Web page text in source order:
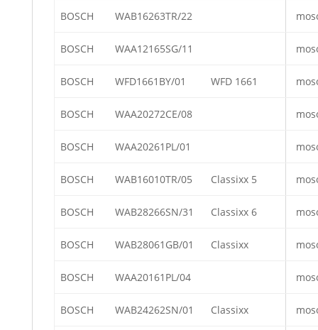
BOSCH WAB16263TR/22
BOSCH WAA12165SG/11
BOSCH WFD1661BY/01 WFD 1661
BOSCH WAA20272CE/08
BOSCH WAA20261PL/01
BOSCH WAB16010TR/05 Classixx 5
BOSCH WAB28266SN/31 Classixx 6
BOSCH WAB28061GB/01 Classixx
BOSCH WAA20161PL/04
BOSCH WAB24262SN/01 Classixx